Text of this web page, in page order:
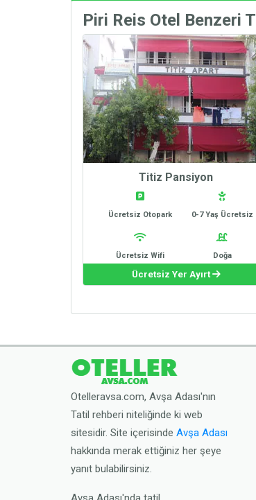
Piri Reis Otel Benzeri
Titiz Pansiyon
Ücretsiz Otopark
Ücretsiz Wifi
0-7 Yaş Ücretsiz
Doğa
Ücretsiz Yer Ayırt
Otelleravsa.com, Avşa Adası'nın
Tatil rehberi niteliğinde ki web
sitesidir. Site içerisinde Avşa Adası
hakkında merak ettiğiniz her şeye
yanıt bulabilirsiniz.